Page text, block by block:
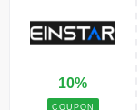
10%
COUPON